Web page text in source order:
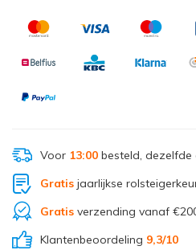
Voor 13:00besteld, dezelfde
Gratisjaarlijkse
Gratisverzending vanaf
Klantenbeoordeling 9,3/10